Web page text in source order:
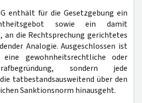
enthält für die Gesetzgebung ein
sowie ein damit
an die Rechtsprechung gerichtetes
Analogie. Ausgeschlossen ist
gewohnheitsrechtliche oder
sondern jede
tatbestandsausweitend über den
Sanktionsnorm hinausgeht.